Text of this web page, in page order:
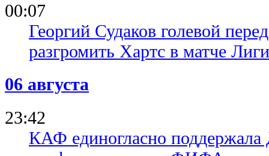
00:07
Георгий Судаков голевой
разгромить Хартс в матче
06 августа
23:42
КАФ единогласно